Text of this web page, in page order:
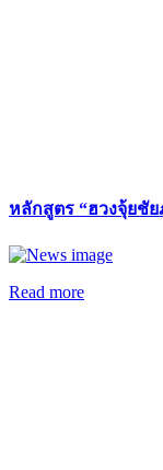
หลักสูตร “ฮวงจุ้ยชั
Read more